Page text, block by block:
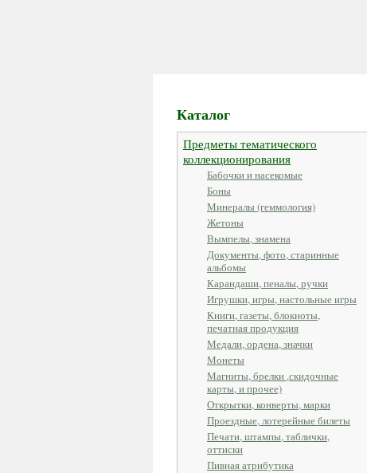
Каталог
Предметы тематического
коллекционирования
Бабочки и насекомые
Боны
Минералы (геммология)
Жетоны
Вымпелы, знамена
Документы, фото, старинные
альбомы
Карандаши, пеналы, ручки
Игрушки, игры, настольные игры
Книги, газеты, блокноты,
печатная продукция
Медали, ордена, значки
Монеты
Магниты, брелки ,скидочные
карты, и прочее)
Открытки, конверты, марки
Проездные, лотерейные билеты
Печати, штампы, таблички,
оттиски
Пивная атрибутика